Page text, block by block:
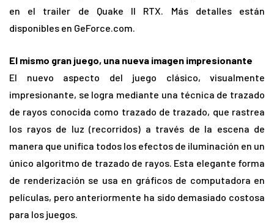
en el trailer de Quake II RTX. Más detalles están
disponibles en GeForce.com.
El mismo gran juego, una nueva imagen impresionante
El nuevo aspecto del juego clásico, visualmente
impresionante, se logra mediante una técnica de trazado
de rayos conocida como trazado de trazado, que rastrea
los rayos de luz (recorridos) a través de la escena de
manera que unifica todos los efectos de iluminación en un
único algoritmo de trazado de rayos. Esta elegante forma
de renderización se usa en gráficos de computadora en
películas, pero anteriormente ha sido demasiado costosa
para los juegos.